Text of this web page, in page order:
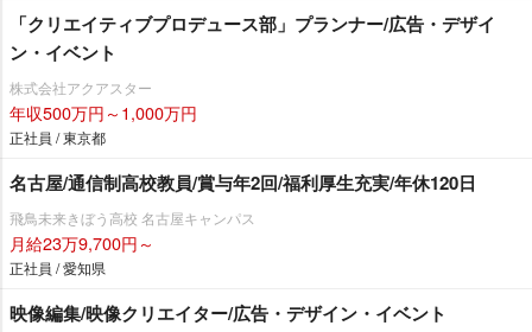
「クリエイティブプロデュース部」プランナー/広告・デザイ
ン・イベント
株式会社アクアスター
年収500万円～1,000万円
正社員 / 東京都
名古屋/通信制高校教員/賞与年2回/福利厚生充実/年休120日
飛鳥未来きぼう高校 名古屋キャンパス
月給23万9,700円～
正社員 / 愛知県
映像編集/映像クリエイター/広告・デザイン・イベント